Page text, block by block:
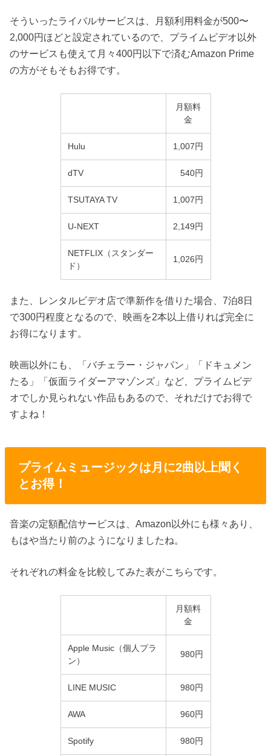
そういったライバルサービスは、月額利用料金が500〜
2,000円ほどと設定されているので、プライムビデオ以外
のサービスも使えて月々400円以下で済むAmazon Prime
の方がそもそもお得です。
月額料
金
Hulu 1,007円
dTV 540円
TSUTAYA TV 1,007円
U-NEXT 2,149円
NETFLIX（スタンダー
ド）
1,026円
また、レンタルビデオ店で準新作を借りた場合、7泊8日
で300円程度となるので、映画を2本以上借りれば完全に
お得になります。
映画以外にも、「バチェラー・ジャパン」「ドキュメン
たる」「仮面ライダーアマゾンズ」など、プライムビデ
オでしか見られない作品もあるので、それだけでお得で
すよね！
プライムミュージックは月に2曲以上聞く
とお得！
音楽の定額配信サービスは、Amazon以外にも様々あり、
もはや当たり前のようになりましたね。
それぞれの料金を比較してみた表がこちらです。
月額料
金
Apple Music（個人プラ
ン）
980円
LINE MUSIC 980円
AWA 960円
Spotify 980円